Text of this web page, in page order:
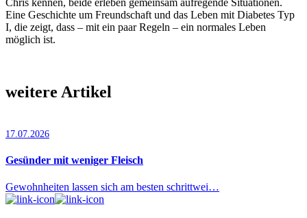
Eine Geschichte um Freundschaft und das Leben mit Diabetes Typ
I, die zeigt, dass – mit ein paar Regeln – ein normales Leben
möglich ist.
weitere Artikel
17.07.2026
Gesünder mit weniger Fleisch
Gewohnheiten lassen sich am besten schrittwei…